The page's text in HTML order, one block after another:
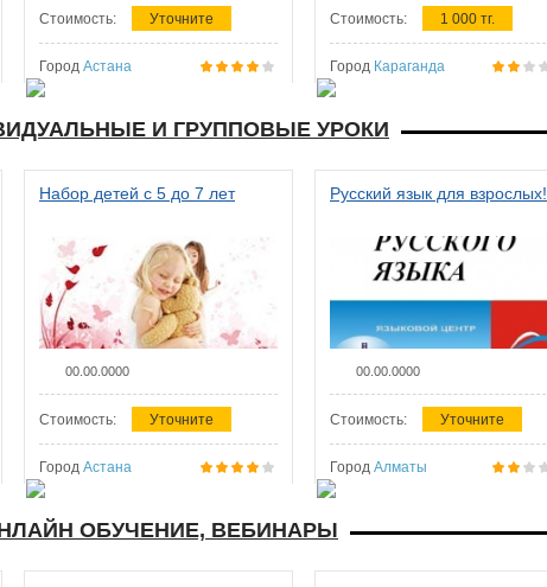
Стоимость: Уточните
Город Астана
Стоимость: 1 000 тг.
Город Караганда
И ГРУППОВЫЕ УРОКИ
Набор детей с 5 до 7 лет
00.00.0000
Стоимость: Уточните
Город Астана
Русский язык для взрослых!
00.00.0000
Стоимость: Уточните
Город Алматы
ОБУЧЕНИЕ, ВЕБИНАРЫ